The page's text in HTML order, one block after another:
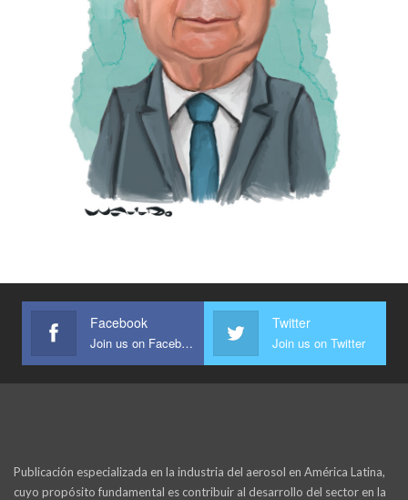
Facebook
Join us on Facebook
Twitter
Join us on Twitter
Publicación especializada en la industria del aerosol en América Latina,
cuyo propósito fundamental es contribuir al desarrollo del sector en la